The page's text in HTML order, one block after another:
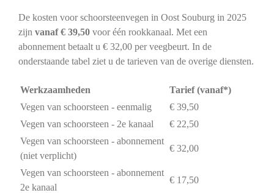
De kosten voor schoorsteenvegen in Oost Souburg in 2025
zijn vanaf € 39,50voor één rookkanaal. Met een
abonnement betaalt u € 32,00 per veegbeurt. In de
onderstaande tabel ziet u de tarieven van de overige diensten.
Werkzaamheden
Tarief (vanaf*)
Vegen van schoorsteen - eenmalig
€ 39,50
Vegen van schoorsteen - 2e kanaal
€ 22,50
Vegen van schoorsteen - abonnement
(niet verplicht)
€ 32,00
Vegen van schoorsteen - abonnement
2e kanaal
€ 17,50